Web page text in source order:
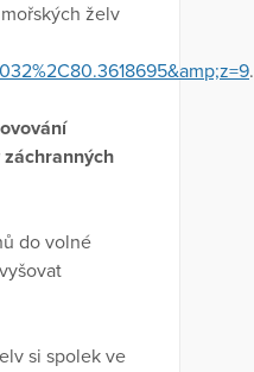
želv
.
do volné
si spolek ve